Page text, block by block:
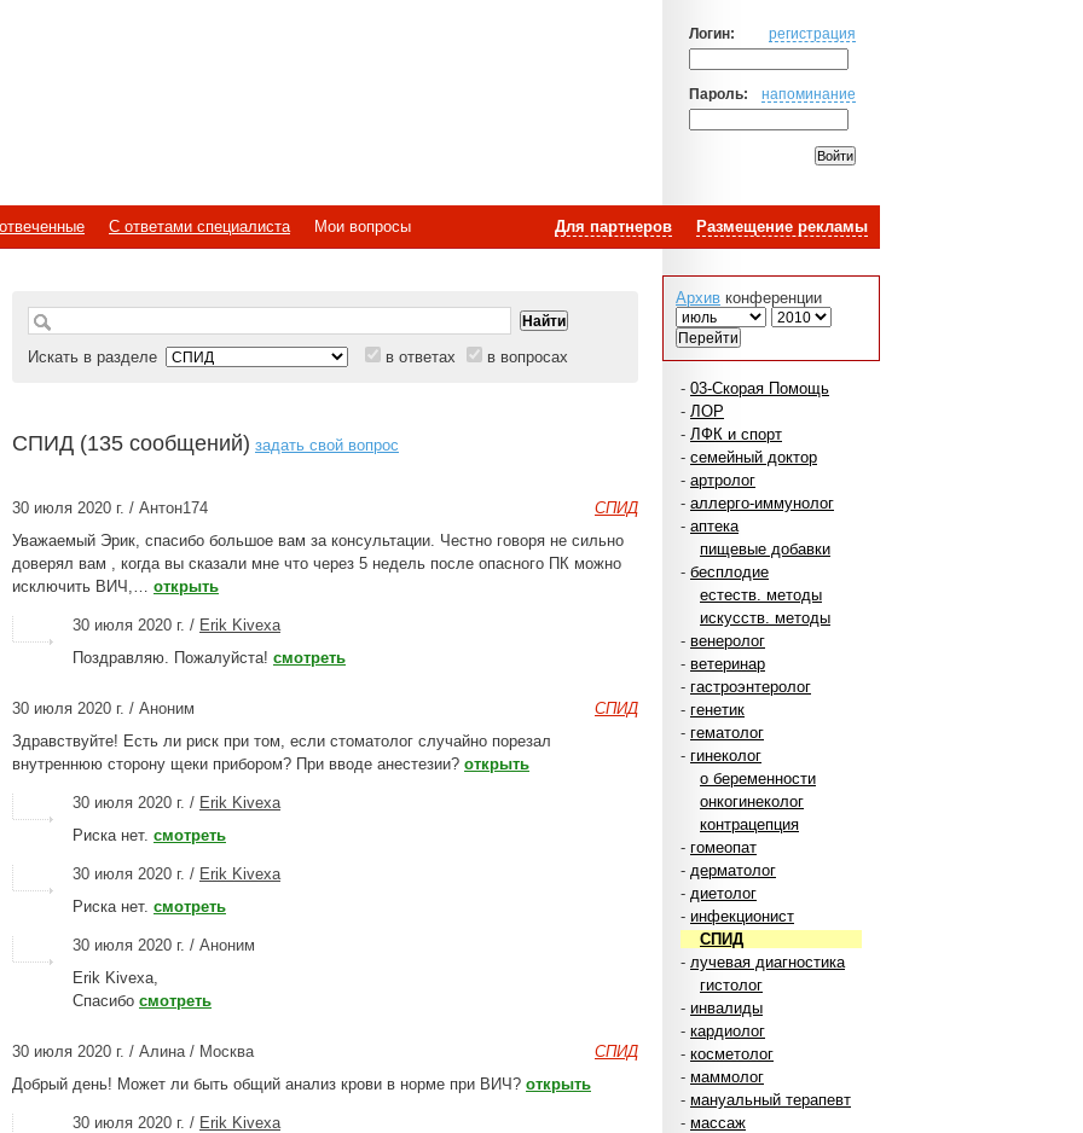
Логин: регистрация
Пароль: напоминание
Размещение рекламы
Для партнеров
С ответами специалиста
Мои вопросы
Архив конференции
- 03-Скорая Помощь
- ЛОР
- ЛФК и спорт
- семейный доктор
- артролог
- аллерго-иммунолог
- аптека
пищевые добавки
- бесплодие
естеств. методы
искусств. методы
- венеролог
- ветеринар
- гастроэнтеролог
- генетик
- гематолог
- гинеколог
о беременности
онкогинеколог
контрацепция
- гомеопат
- дерматолог
- диетолог
- инфекционист
СПИД
- лучевая диагностика
гистолог
- инвалиды
- кардиолог
- косметолог
- маммолог
- мануальный терапевт
- массаж
Искать в разделе в ответах в вопросах
СПИД (135 сообщений) задать свой вопрос
СПИД
30 июля 2020 г. / Антон174
Уважаемый Эрик, спасибо большое вам за консультации. Честно говоря не сильно
доверял вам , когда вы сказали мне что через 5 недель после опасного ПК можно
исключить ВИЧ,… открыть
30 июля 2020 г. / Erik Kivexa
Поздравляю. Пожалуйста! смотреть
СПИД
30 июля 2020 г. / Аноним
Здравствуйте! Есть ли риск при том, если стоматолог случайно порезал
внутреннюю сторону щеки прибором? При вводе анестезии? открыть
30 июля 2020 г. / Erik Kivexa
Риска нет. смотреть
30 июля 2020 г. / Erik Kivexa
Риска нет. смотреть
30 июля 2020 г. / Аноним
Erik Kivexa,
Спасибо смотреть
СПИД
30 июля 2020 г. / Алина / Москва
Добрый день! Может ли быть общий анализ крови в норме при ВИЧ? открыть
30 июля 2020 г. / Erik Kivexa